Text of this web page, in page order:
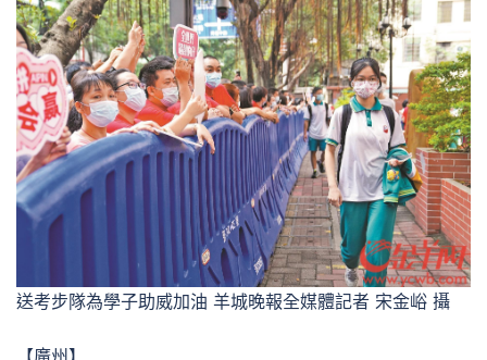
送考步隊為學子助威加油 羊城晚報全媒體記者 宋金峪 攝
【廣州】